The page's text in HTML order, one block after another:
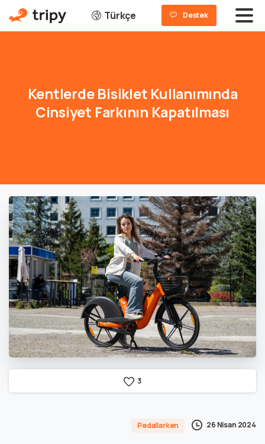
Türkçe Destek
Kentlerde Bisiklet Kullanımında
Cinsiyet Farkının Kapatılması
3
Pedallarken 26 Nisan 2024